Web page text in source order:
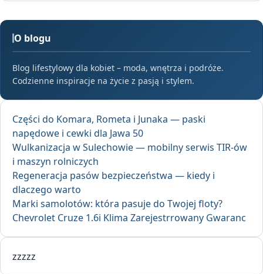
O blogu
Blog lifestylowy dla kobiet – moda, wnętrza i podróże.
Codzienne inspiracje na życie z pasją i stylem.
Części do Komara, Rometa i Junaka — paski
napędowe i cewki dla Jawa 50
Wulkanizacja w Sulechowie — mobilny serwis TIR-ów
i maszyn rolniczych
Regeneracja pasów bezpieczeństwa — kiedy i
dlaczego warto
Marki samolotów: która pasuje do Twojej floty?
Chevrolet Cruze 1.6i Klima Zarejestrrowany Gwaranc
zzzzz